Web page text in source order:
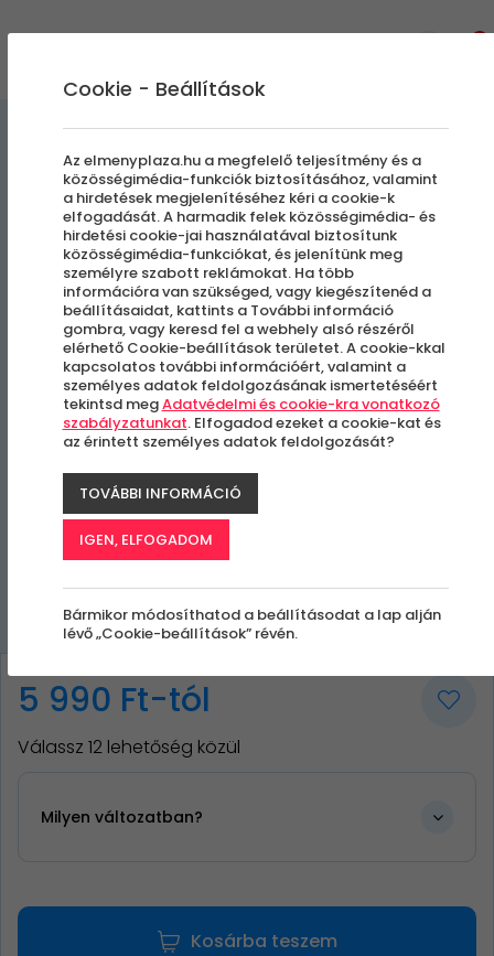
Just the real gentleman
drives a Subaru Impreza
5 990 Ft-tól
Válassz 12 lehetőség közül
Milyen változatban?
Kosárba teszem
Cookie - Beállítások
Az elmenyplaza.hu a megfelelő teljesítmény és a
közösségimédia-funkciók biztosításához, valamint
a hirdetések megjelenítéséhez kéri a cookie-k
elfogadását. A harmadik felek közösségimédia- és
hirdetési cookie-jai használatával biztosítunk
közösségimédia-funkciókat, és jelenítünk meg
személyre szabott reklámokat. Ha több
információra van szükséged, vagy kiegészítenéd a
beállításaidat, kattints a További információ
gombra, vagy keresd fel a webhely alsó részéről
elérhető Cookie-beállítások területet. A cookie-kkal
kapcsolatos további információért, valamint a
személyes adatok feldolgozásának ismertetéséért
tekintsd megAdatvédelmi és cookie-kra vonatkozó
szabályzatunkat. Elfogadod ezeket a cookie-kat és
az érintett személyes adatok feldolgozását?
TOVÁBBI INFORMÁCIÓ
IGEN, ELFOGADOM
Bármikor módosíthatod a beállításodat a lap alján
lévő „Cookie-beállítások” révén.